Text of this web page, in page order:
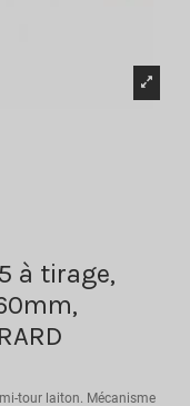
à tirage,
tour laiton. Mécanisme